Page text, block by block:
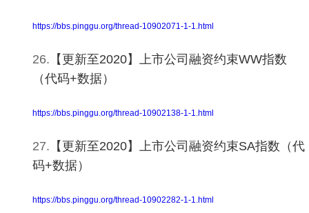
https://bbs.pinggu.org/thread-10902071-1-1.html
26. 【更新至2020】上市公司融资约束WW指数
（代码+数据）
https://bbs.pinggu.org/thread-10902138-1-1.html
27. 【更新至2020】上市公司融资约束SA指数（代
码+数据）
https://bbs.pinggu.org/thread-10902282-1-1.html